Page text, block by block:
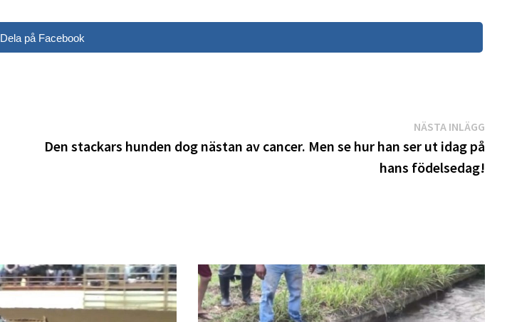
Dela på Facebook
NÄSTA INLÄGG
Den stackars hunden dog nästan av cancer. Men se hur han ser ut idag på
hans födelsedag!